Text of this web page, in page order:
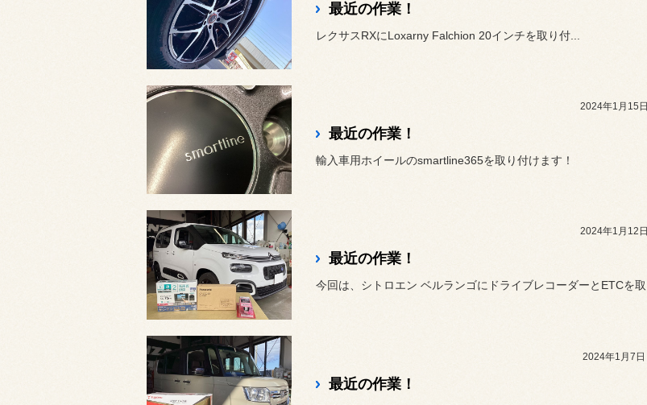
最近の作業！
レクサスRXにLoxarny Falchion 20インチを取り付...
2024年1月15日
最近の作業！
輸入車用ホイールのsmartline365を取り付けます！
2024年1月12日
最近の作業！
2024年1月7日
最近の作業！